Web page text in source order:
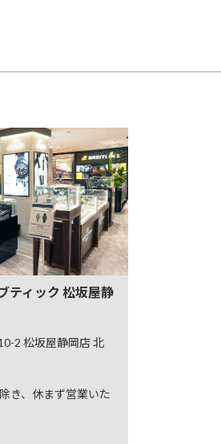
ティック 松坂屋静
2 松坂屋静岡店 北
き、休まず営業いた